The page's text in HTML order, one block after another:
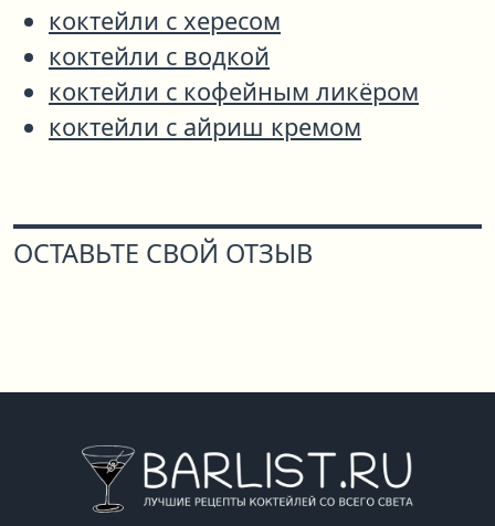
коктейли с хересом
коктейли с водкой
коктейли с кофейным ликёром
коктейли с айриш кремом
ОСТАВЬТЕ СВОЙ ОТЗЫВ